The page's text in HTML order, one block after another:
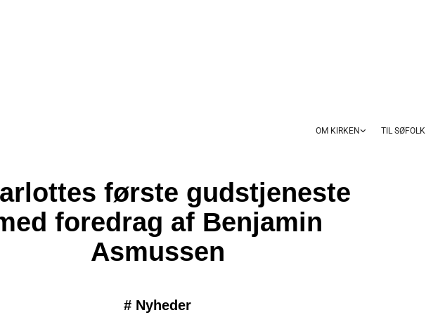
OM KIRKEN TIL SØFOLK
første gudstjeneste
foredrag af Benjamin
Asmussen
# Nyheder